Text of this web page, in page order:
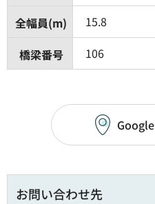
全幅員(m)
15.8
橋梁番号
106
お問い合わせ先